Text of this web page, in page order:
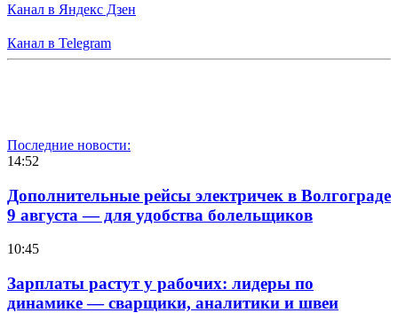
Канал в Яндекс Дзен
Канал в Telegram
Последние новости:
14:52
Дополнительные рейсы электричек в Волгограде
9 августа — для удобства болельщиков
10:45
Зарплаты растут у рабочих: лидеры по
динамике — сварщики, аналитики и швеи